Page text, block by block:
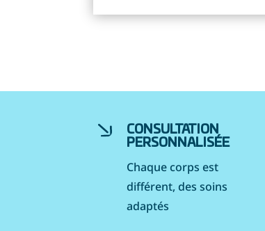
CONSULTATION
PERSONNALISÉE
Chaque corps est
différent, des soins
adaptés